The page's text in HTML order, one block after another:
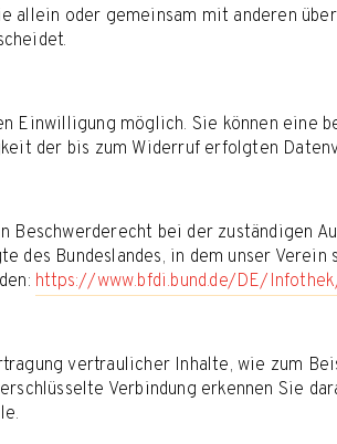
oder gemeinsam mit anderen
Einwilligung möglich. Sie können
der bis zum Widerruf erfolgten
bei der zuständigen
des Bundeslandes, in dem unser
https://www.bfdi.bund.de/DE/
vertraulicher Inhalte, wie zum
Verbindung erkennen Sie